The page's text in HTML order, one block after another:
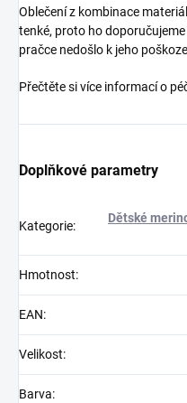
Oblečení z kombinace
tenké, proto ho
pračce nedošlo k jeho
Přečtěte si více informací o
Doplňkové parametry
Kategorie:
Dětské
Hmotnost:
EAN:
Velikost:
Barva: